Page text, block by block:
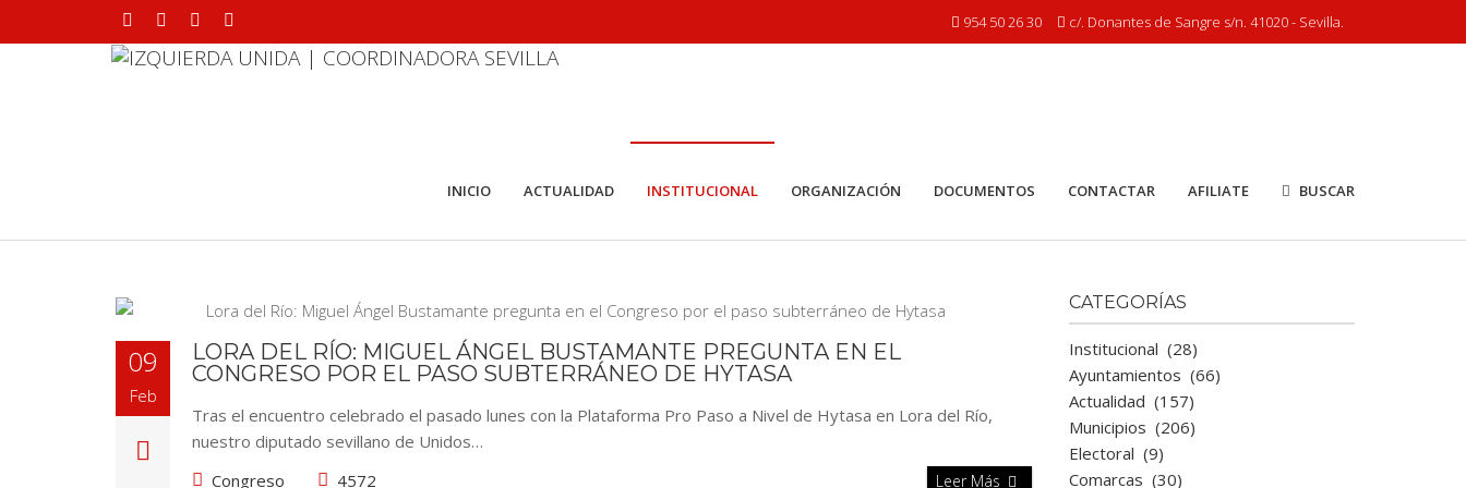
954 50 26 30 c/. Donantes de Sangre s/n. 41020 - Sevilla.
INICIO ACTUALIDAD INSTITUCIONAL ORGANIZACIÓN DOCUMENTOS CONTACTAR AFILIATE BUSCAR
09
Feb
LORA DEL RÍO: MIGUEL ÁNGEL BUSTAMANTE PREGUNTA EN EL
CONGRESO POR EL PASO SUBTERRÁNEO DE HYTASA
Tras el encuentro celebrado el pasado lunes con la Plataforma Pro Paso a Nivel de Hytasa en Lora del Río,
nuestro diputado sevillano de Unidos…
Congreso
4572 Leer Más
CATEGORÍAS
Institucional (28)
Ayuntamientos (66)
Actualidad (157)
Municipios (206)
Electoral (9)
Comarcas (30)